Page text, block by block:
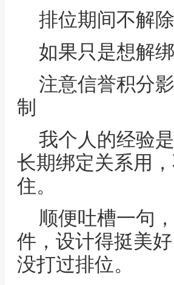
排位期间不解
如果只是想解
注意信誉积分
制
我个人的经验
长期绑定关系用
住。
顺便吐槽一句
件，设计得挺美
没打过排位。